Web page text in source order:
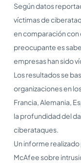
Según datos
víctimas de
en comparación con
preocupante es
empresas han sido
Los resultados se
organizaciones en
Francia, Alemania,
la profundidad del
ciberataques.
Un informe
McAfee sobre